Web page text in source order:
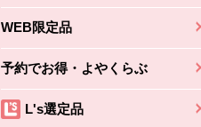
WEB限定品
予約でお得・よやくらぶ
L's選定品